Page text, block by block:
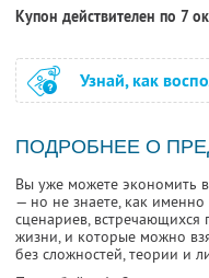
Купон действителен по 7
Узнай, как
ПОДРОБНЕЕ О
Вы уже можете экономить
— но не знаете, как именно
сценариев, встречающихся
жизни, и которые можно
без сложностей, теории и